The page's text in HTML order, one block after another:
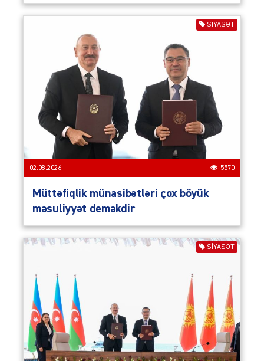
SIYASƏT
02.08.2026 5570
Müttəfiqlik münasibətləri çox böyük
məsuliyyət deməkdir
SIYASƏT